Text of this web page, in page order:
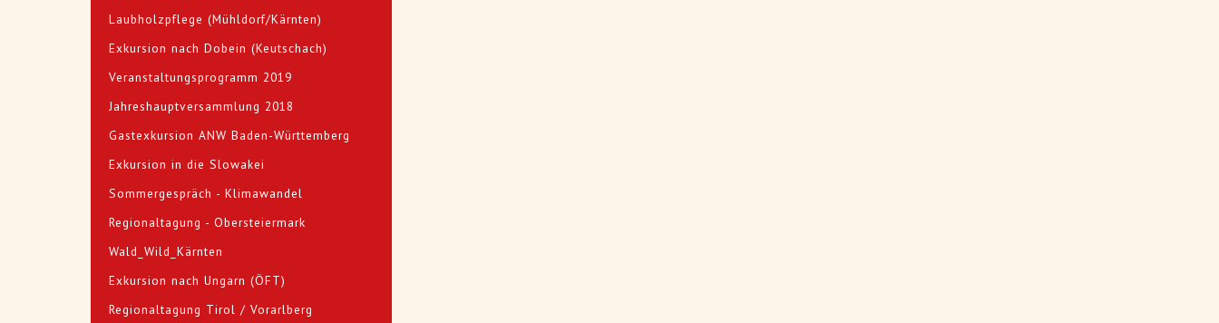
Laubholzpflege (Mühldorf/Kärnten)
Exkursion nach Dobein (Keutschach)
Veranstaltungsprogramm 2019
Jahreshauptversammlung 2018
Gastexkursion ANW Baden-Württemberg
Exkursion in die Slowakei
Sommergespräch - Klimawandel
Regionaltagung - Obersteiermark
Wald_Wild_Kärnten
Exkursion nach Ungarn (ÖFT)
Regionaltagung Tirol / Vorarlberg